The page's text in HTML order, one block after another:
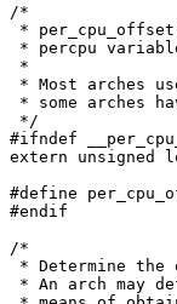
/*
*
* percpu
*
* Most arches
* some arches
*/
#ifndef
extern unsigned
#define
#endif
/*
* Determine
* An arch may